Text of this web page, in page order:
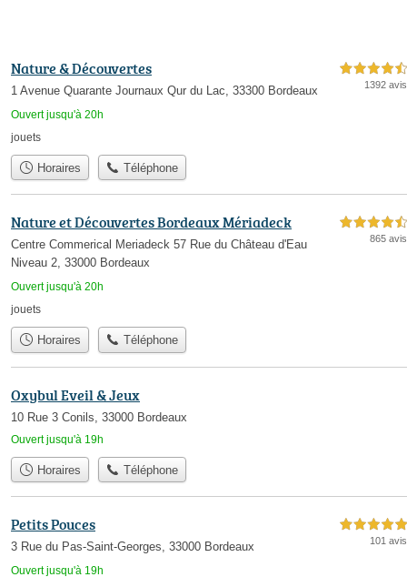
Nature & Découvertes
1 Avenue Quarante Journaux Qur du Lac, 33300 Bordeaux
Ouvert jusqu'à 20h
4,5 étoiles sur 5
1392 avis
jouets
Horaires Téléphone
Nature et Découvertes Bordeaux Mériadeck
Centre Commerical Meriadeck 57 Rue du Château d'Eau
Niveau 2, 33000 Bordeaux
Ouvert jusqu'à 20h
4,5 étoiles sur 5
865 avis
jouets
Horaires Téléphone
Oxybul Eveil & Jeux
10 Rue 3 Conils, 33000 Bordeaux
Ouvert jusqu'à 19h
Horaires Téléphone
Petits Pouces
3 Rue du Pas-Saint-Georges, 33000 Bordeaux
Ouvert jusqu'à 19h
5,0 étoiles sur 5
101 avis